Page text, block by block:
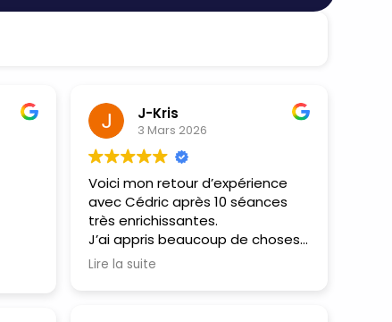
J-Kris
3 Mars 2026
Voici mon retour d’expérience
avec Cédric après 10 séances
très enrichissantes.
J’ai appris beaucoup de choses
et gagné énormément de
Lire la suite